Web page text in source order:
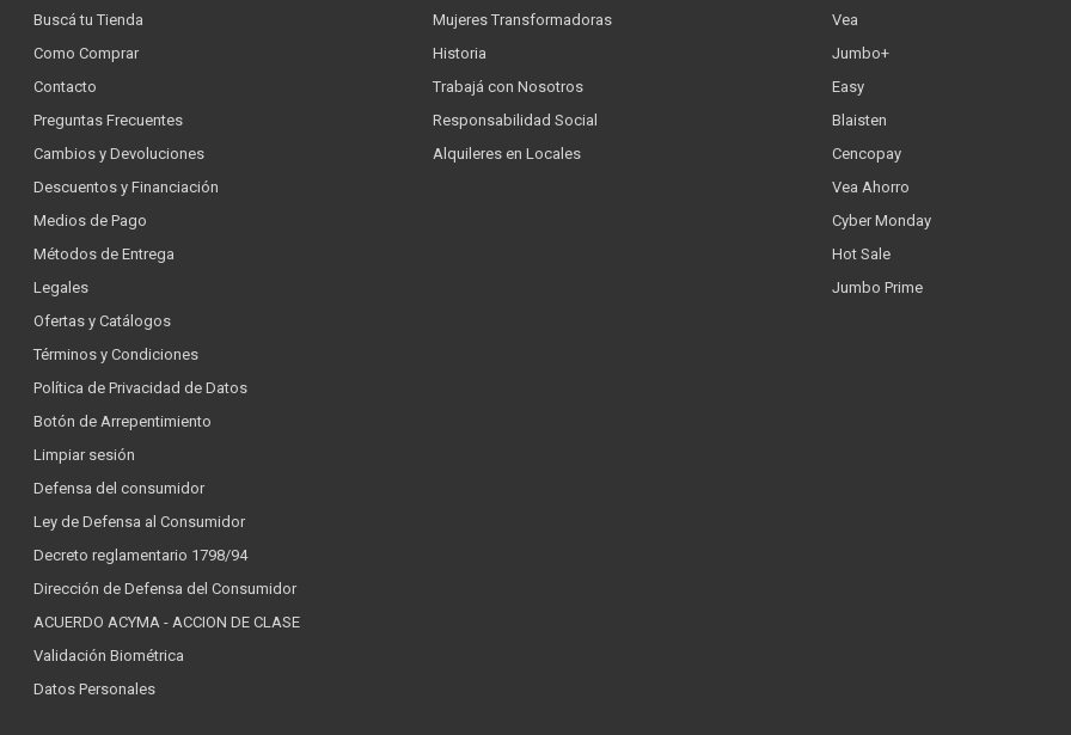
Buscá tu Tienda
Como Comprar
Contacto
Preguntas Frecuentes
Cambios y Devoluciones
Descuentos y Financiación
Medios de Pago
Métodos de Entrega
Legales
Ofertas y Catálogos
Términos y Condiciones
Política de Privacidad de Datos
Botón de Arrepentimiento
Limpiar sesión
Defensa del consumidor
Ley de Defensa al Consumidor
Decreto reglamentario 1798/94
Dirección de Defensa del Consumidor
ACUERDO ACYMA - ACCION DE CLASE
Validación Biométrica
Datos Personales
Mujeres Transformadoras
Historia
Trabajá con Nosotros
Responsabilidad Social
Alquileres en Locales
Vea
Jumbo+
Easy
Blaisten
Cencopay
Vea Ahorro
Cyber Monday
Hot Sale
Jumbo Prime